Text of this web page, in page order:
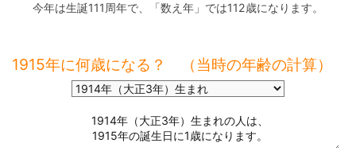
今年は生誕111周年で、「数え年」では112歳になります。
1915年に何歳になる？ （当時の年齢の計算）